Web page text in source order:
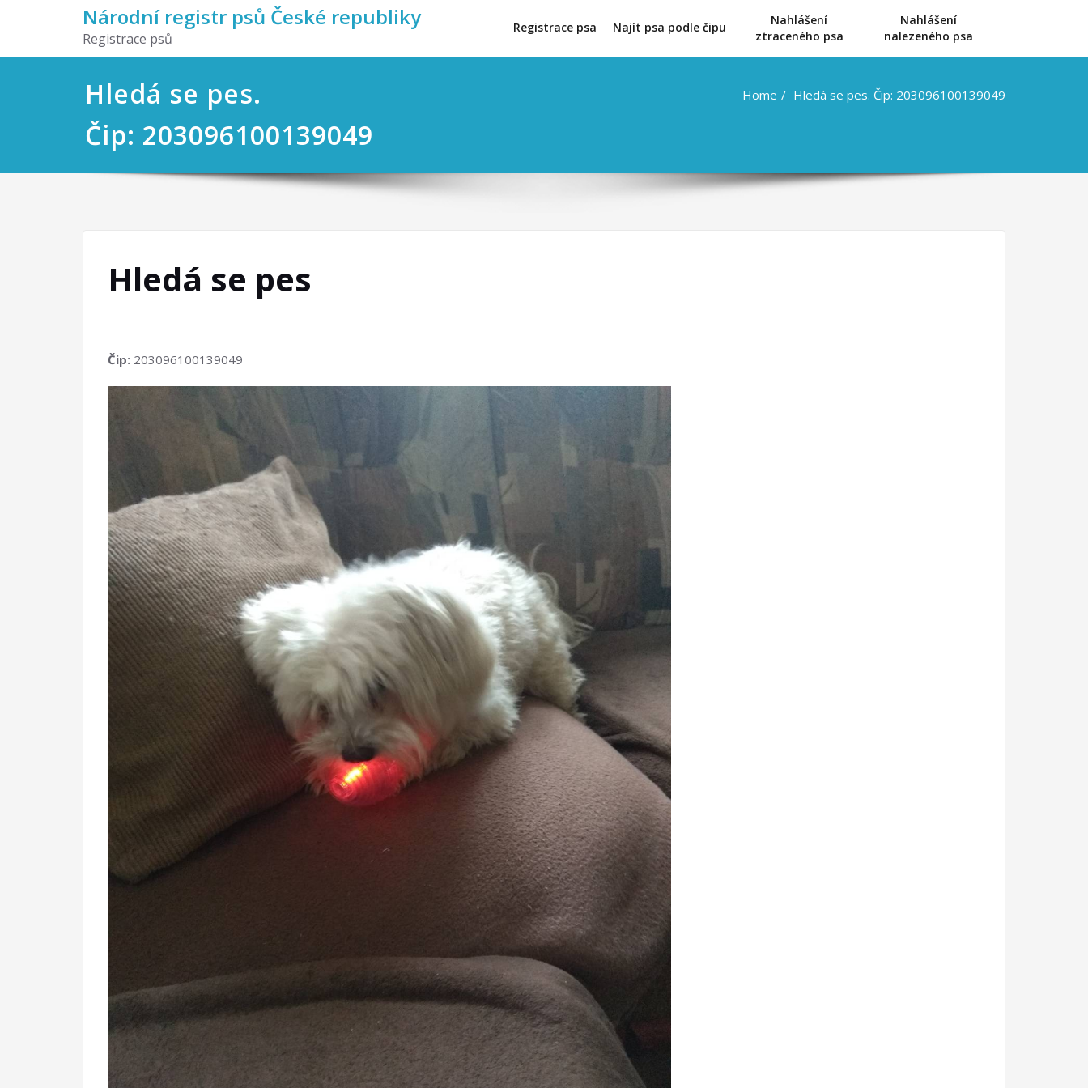
Národní registr psů České republiky
Registrace psů
Registrace psa Najít psa podle čipu
Nahlášení
ztraceného psa
Nahlášení
nalezeného psa
Hledá se pes.
Čip: 203096100139049
Home Hledá se pes. Čip: 203096100139049
Hledá se pes
Čip: 203096100139049